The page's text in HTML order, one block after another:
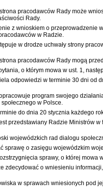
pracodawców Rady może
Rady.
z wnioskiem o przeprowadzenie
w Radzie.
w drodze uchwały strony
pracodawców Rady mogą
o którym mowa w ust. 1,
odpowiedzi w terminie 30 dni od
program swojego
w Polsce.
do dnia 20 stycznia każdego
przedstawiany Radzie Ministrów
wojewódzkich rad dialogu
sprawę o zasięgu wojewódzkim
sprawy, o której
zdecydować o wniesieniu
w sprawach wniesionych pod